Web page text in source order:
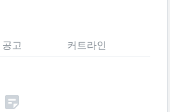
공고 커트라인